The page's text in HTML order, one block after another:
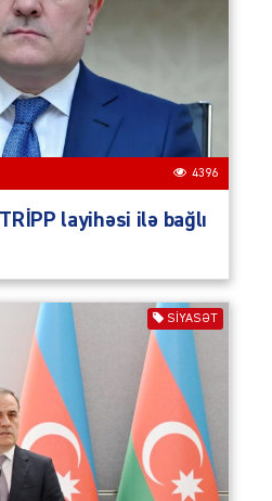
4396
layihəsi ilə bağlı
SIYASƏT